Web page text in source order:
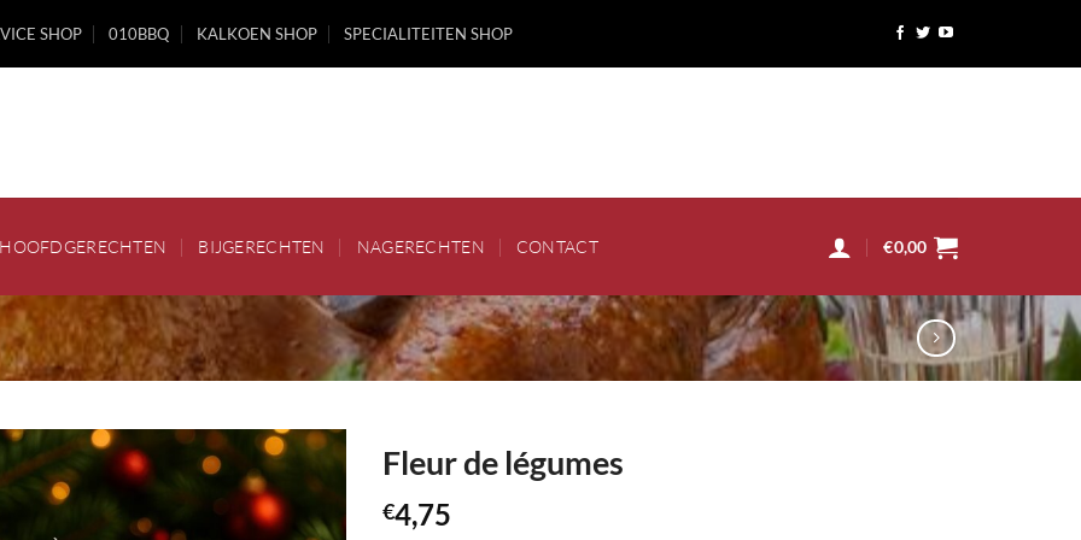
SHOP 010BBQ KALKOEN SHOP SPECIALITEITEN SHOP
HOOFDGERECHTEN BIJGERECHTEN NAGERECHTEN CONTACT €0,00
Fleur de légumes
€4,75